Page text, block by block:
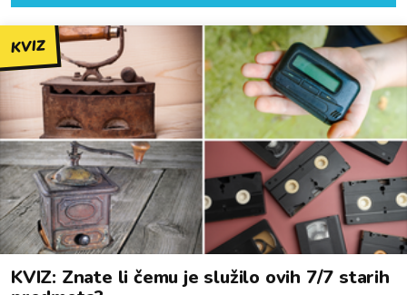
KVIZ
KVIZ: Znate li čemu je služilo ovih 7/7 starih